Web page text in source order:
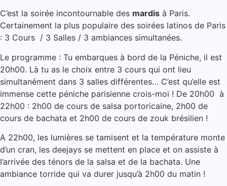
C’est la soirée incontournable des mardis à Paris.
Certainement la plus populaire des soirées latinos de Paris
: 3 Cours / 3 Salles / 3 ambiances simultanées.
Le programme : Tu embarques à bord de la Péniche, il est
20h00. Là tu as le choix entre 3 cours qui ont lieu
simultanément dans 3 salles différentes… C’est qu’elle est
immense cette péniche parisienne crois-moi ! De 20h00 à
22h00 : 2h00 de cours de salsa portoricaine, 2h00 de
cours de bachata et 2h00 de cours de zouk brésilien !
A 22h00, les lumières se tamisent et la température monte
d’un cran, les deejays se mettent en place et on assiste à
l’arrivée des ténors de la salsa et de la bachata. Une
ambiance torride qui va durer jusqu’à 2h00 du matin !